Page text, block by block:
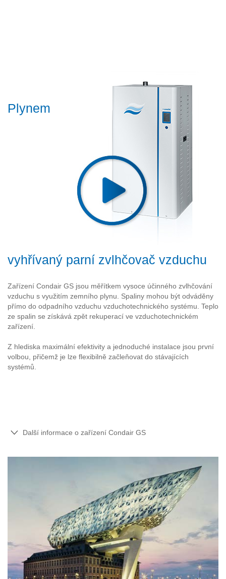
Plynem
vyhřívaný parní zvlhčovač vzduchu
Zařízení Condair GS jsou měřítkem vysoce účinného zvlhčování
vzduchu s využitím zemního plynu. Spaliny mohou být odváděny
přímo do odpadního vzduchu vzduchotechnického systému. Teplo
ze spalin se získává zpět rekuperací ve vzduchotechnickém
zařízení.
Z hlediska maximální efektivity a jednoduché instalace jsou první
volbou, přičemž je lze flexibilně začleňovat do stávajících
systémů.
Další informace o zařízení Condair GS